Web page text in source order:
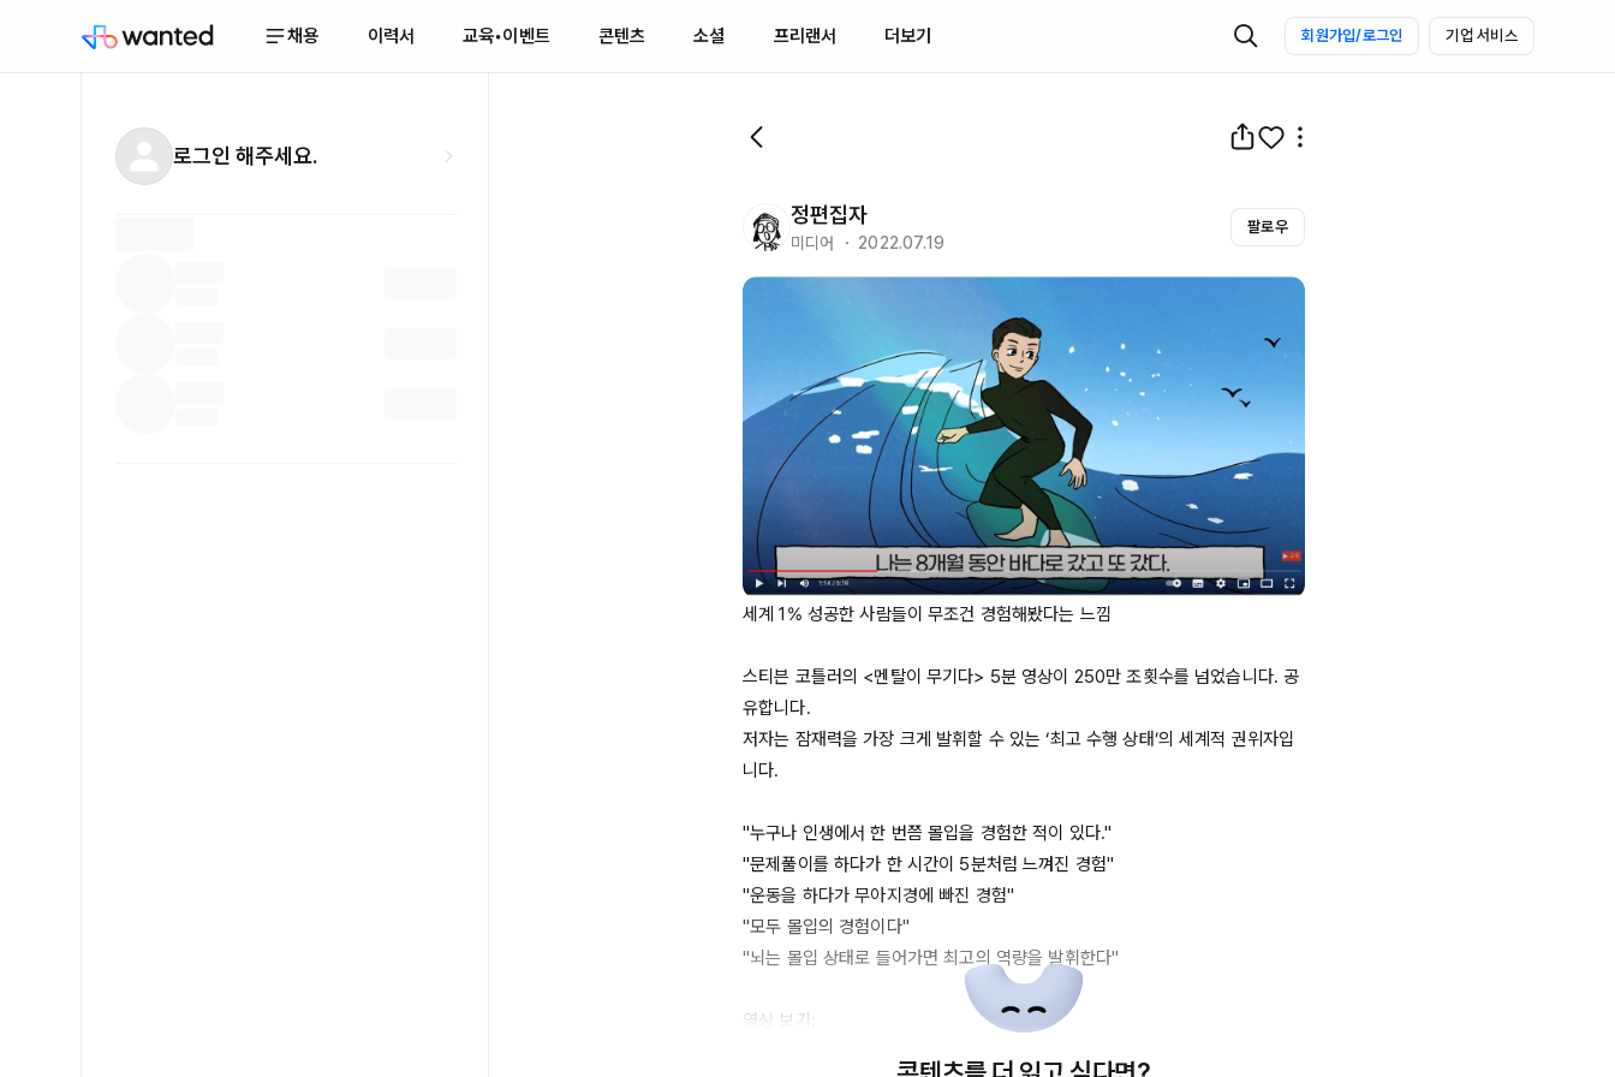
채용 이력서 교육•이벤트 콘텐츠 소셜 프리랜서 더보기 회원가입/로그인 기업 서비스
로그인 해주세요.
정편집자
미디어 ・ 2022.07.19
팔로우
세계 1% 성공한 사람들이 무조건 경험해봤다는 느낌
스티븐 코틀러의 <멘탈이 무기다> 5분 영상이 250만 조횟수를 넘었습니다. 공
유합니다.
저자는 잠재력을 가장 크게 발휘할 수 있는 ‘최고 수행 상태’의 세계적 권위자입
니다.
"누구나 인생에서 한 번쯤 몰입을 경험한 적이 있다."
"문제풀이를 하다가 한 시간이 5분처럼 느껴진 경험"
"운동을 하다가 무아지경에 빠진 경험"
"모두 몰입의 경험이다"
"뇌는 몰입 상태로 들어가면 최고의 역량을 발휘한다"
영상 보기: